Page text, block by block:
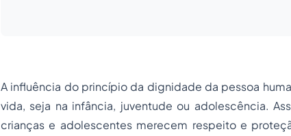
A influência do princípio da dignidade da pessoa
vida, seja na infância, juventude ou adolescência.
crianças e adolescentes merecem respeito e